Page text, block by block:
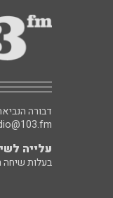
דבורה הנביאה 6, רמת
עלייה לשידור:
בעלות שיחה